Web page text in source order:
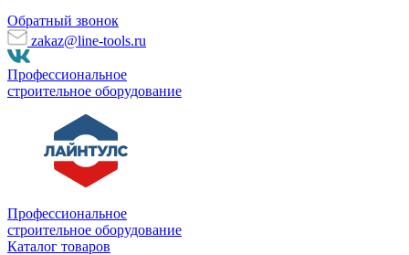
Обратный звонок
zakaz@line-tools.ru
Профессиональное
строительное оборудование
Профессиональное
строительное оборудование
Каталог товаров